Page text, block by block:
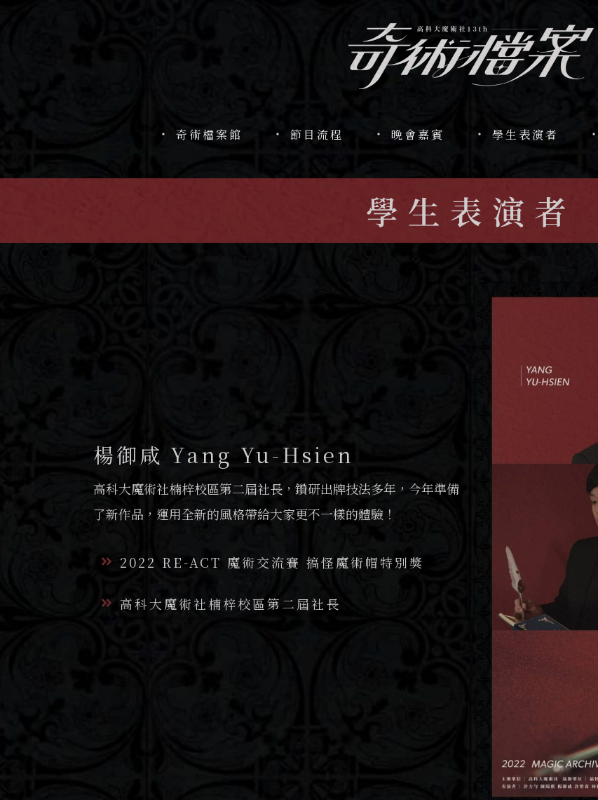
奇術檔案館 節目流程 晚會嘉賓 學生表演者
學生表演者
楊御咸 Yang Yu-Hsien
高科大魔術社楠梓校區第二屆社長，鑽研出牌技法多年，今年準備
了新作品，運用全新的風格帶給大家更不一樣的體驗！
2022 RE-ACT 魔術交流賽 搞怪魔術帽特別獎
高科大魔術社楠梓校區第二屆社長